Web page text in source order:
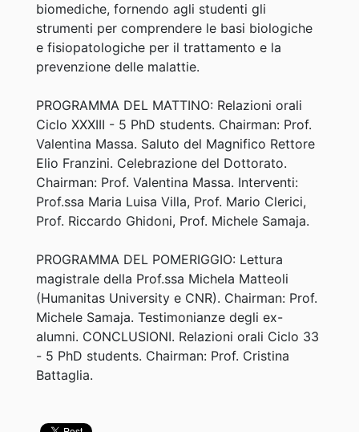
biomediche, fornendo agli studenti gli
strumenti per comprendere le basi biologiche
e fisiopatologiche per il trattamento e la
prevenzione delle malattie.
PROGRAMMA DEL MATTINO: Relazioni orali
Ciclo XXXIII - 5 PhD students. Chairman: Prof.
Valentina Massa. Saluto del Magnifico Rettore
Elio Franzini. Celebrazione del Dottorato.
Chairman: Prof. Valentina Massa. Interventi:
Prof.ssa Maria Luisa Villa, Prof. Mario Clerici,
Prof. Riccardo Ghidoni, Prof. Michele Samaja.
PROGRAMMA DEL POMERIGGIO: Lettura
magistrale della Prof.ssa Michela Matteoli
(Humanitas University e CNR). Chairman: Prof.
Michele Samaja. Testimonianze degli ex-
alumni. CONCLUSIONI. Relazioni orali Ciclo 33
- 5 PhD students. Chairman: Prof. Cristina
Battaglia.